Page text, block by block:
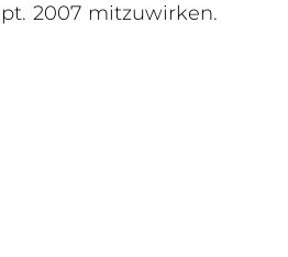
2007 mitzuwirken.